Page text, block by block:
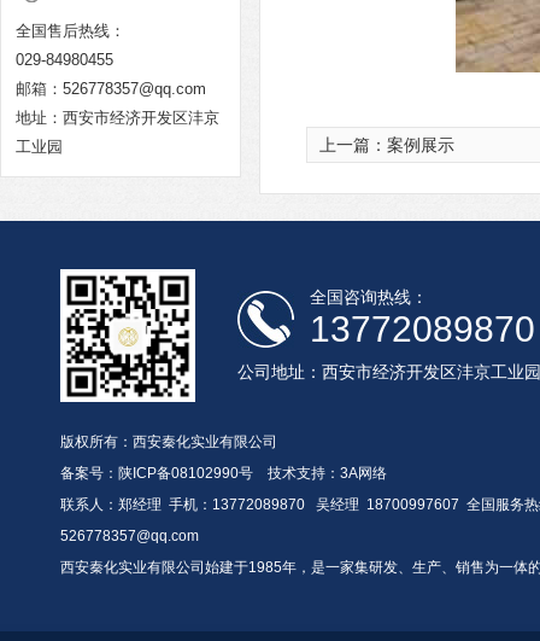
全国售后热线：
029-84980455
邮箱：526778357@qq.com
地址：西安市经济开发区沣京
工业园
上一篇： 案例展示
全国咨询热线：
13772089870
公司地址：西安市经济开发区沣京工业园
版权所有：西安秦化实业有限公司
备案号： 陕ICP备08102990号 技术支持： 3A网络
联系人：郑经理 手机：13772089870 吴经理 18700997607 全国服务
526778357@qq.com
西安秦化实业有限公司始建于1985年，是一家集研发、生产、销售为一体